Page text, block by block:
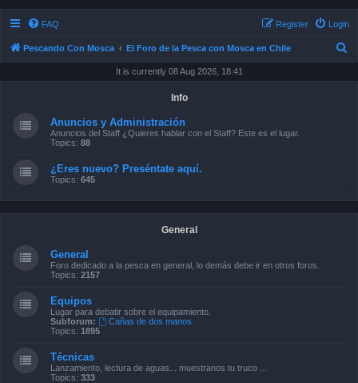
FAQ Login
Register
Pescando Con Mosca El Foro de la Pesca con Mosca en Chile
It is currently 08 Aug 2026, 18:41
Info
Anuncios y Administración
Anuncios del Staff ¿Quieres hablar con el Staff? Este es el lugar.
Topics: 88
¿Eres nuevo? Preséntate aquí.
Topics: 645
General
General
Foro dedicado a la pesca en general, lo demás debe ir en otros foros.
Topics: 2157
Equipos
Lugar para debatir sobre el equipamiento.
Subforum:
Cañas de dos manos
Topics: 1895
Técnicas
Lanzamiento, lectura de aguas... muestranos tu truco ...
Topics: 333